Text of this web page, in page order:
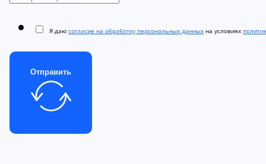
Я даю согласие на обработку персональных данных на условиях
Отправить